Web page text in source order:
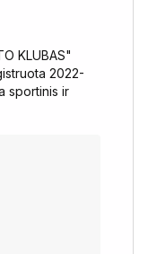
KLUBAS"
2022-
sportinis ir